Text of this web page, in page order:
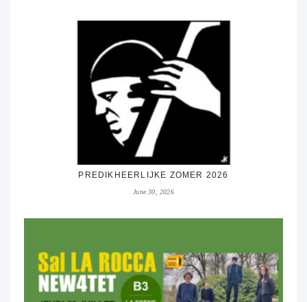
PREDIKHEERLIJKE ZOMER 2026
June 30, 2026